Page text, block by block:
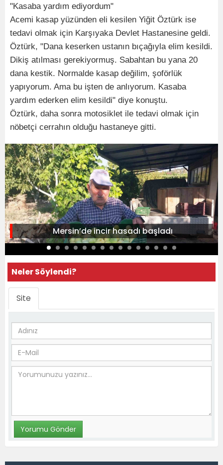
"Kasaba yardım ediyordum"
Acemi kasap yüzünden eli kesilen Yiğit Öztürk ise
tedavi olmak için Karşıyaka Devlet Hastanesine geldi.
Öztürk, "Dana keserken ustanın bıçağıyla elim kesildi.
Dikiş atılması gerekiyormuş. Sabahtan bu yana 20
dana kestik. Normalde kasap değilim, şoförlük
yapıyorum. Ama bu işten de anlıyorum. Kasaba
yardım ederken elim kesildi" diye konuştu.
Öztürk, daha sonra motosiklet ile tedavi olmak için
nöbetçi cerrahın olduğu hastaneye gitti.
Mersin’de incir hasadı başladı
Neler Söylendi?
Site